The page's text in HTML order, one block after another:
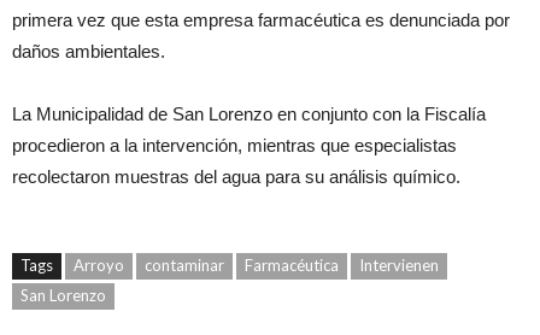
primera vez que esta empresa farmacéutica es denunciada por
daños ambientales.
La Municipalidad de San Lorenzo en conjunto con la Fiscalía
procedieron a la intervención, mientras que especialistas
recolectaron muestras del agua para su análisis químico.
Tags Arroyo contaminar Farmacéutica
Intervienen
San Lorenzo